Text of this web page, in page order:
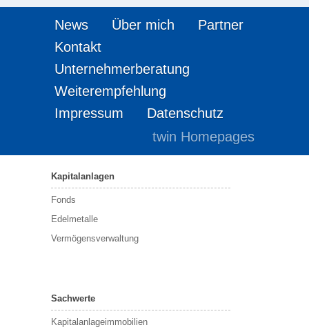
News Über mich
Partner
Kontakt
Unternehmerberatung
Weiterempfehlung
Impressum
Datenschutz
twin Homepages
Kapitalanlagen
Fonds
Edelmetalle
Vermögensverwaltung
Sachwerte
Kapitalanlageimmobilien